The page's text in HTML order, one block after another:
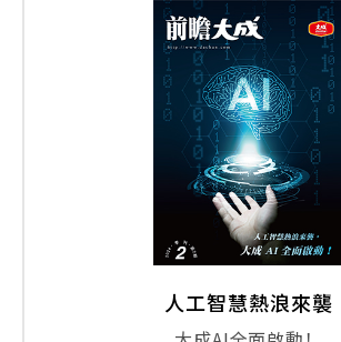
人工智慧熱浪來襲